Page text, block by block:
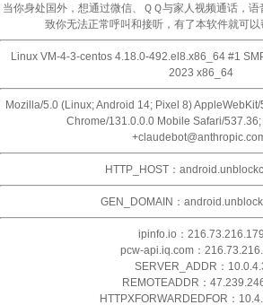
当你身处国外，想通过微信、ＱＱ与家人视频通话，
致你无法正常呼叫和接听，有了本软件就可以
Linux VM-4-3-centos 4.18.0-492.el8.x86_64 #1
2023 x86_64
Mozilla/5.0 (Linux; Android 14; Pixel 8)
Chrome/131.0.0.0 Mobile Safari/
HTTP_HOST：
GEN_DOMAIN：
ipinfo.io：216.73.216.179
pcw-api.iq.com：
SERVER_ADDR：
REMOTEADDR：
HTTPXFORWARDEDFOR：